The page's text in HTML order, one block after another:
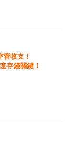
收支！
存錢關鍵！